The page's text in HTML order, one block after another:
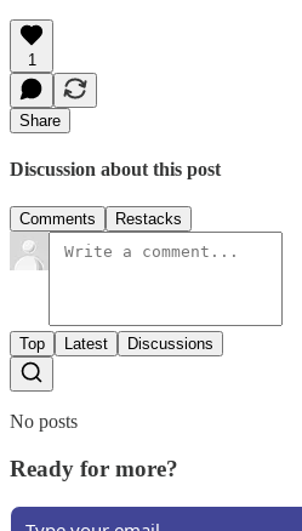
1
Share
Discussion about this post
Comments Restacks
Top Latest Discussions
No posts
Ready for more?